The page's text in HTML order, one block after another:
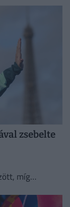
zsebelte
míg